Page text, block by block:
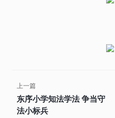
上一篇
东序小学知法学法 争当守
法小标兵